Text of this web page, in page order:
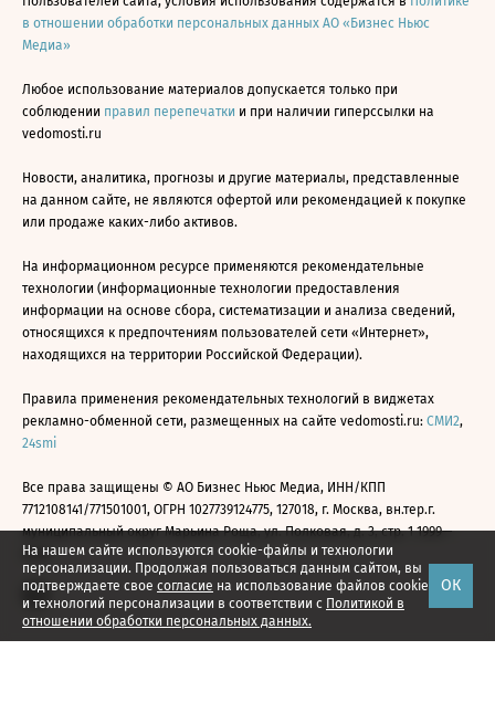
На нашем сайте используются cookie-файлы и технологии
персонализации. Продолжая пользоваться данным сайтом, вы
подтверждаете свое согласие на использование файлов cookie
и технологий персонализации в соответствии с Политикой в
отношении обработки персональных данных.
ОК
в отношении обработки персональных данных АО «Бизнес Ньюс
Медиа»
Любое использование материалов допускается только при
соблюдении правил перепечатки и при наличии гиперссылки на
vedomosti.ru
Новости, аналитика, прогнозы и другие материалы, представленные
на данном сайте, не являются офертой или рекомендацией к покупке
или продаже каких-либо активов.
На информационном ресурсе применяются рекомендательные
технологии (информационные технологии предоставления
информации на основе сбора, систематизации и анализа сведений,
относящихся к предпочтениям пользователей сети «Интернет»,
находящихся на территории Российской Федерации).
Правила применения рекомендательных технологий в виджетах
рекламно-обменной сети, размещенных на сайте vedomosti.ru: СМИ2,
24smi
Все права защищены © АО Бизнес Ньюс Медиа, ИНН/КПП
7712108141/771501001, ОГРН 1027739124775, 127018, г. Москва, вн.тер.г.
муниципальный округ Марьина Роща, ул. Полковая, д. 3, стр. 1 1999—
2026